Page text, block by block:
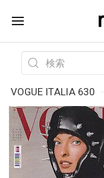
VOGUE ITALIA 630